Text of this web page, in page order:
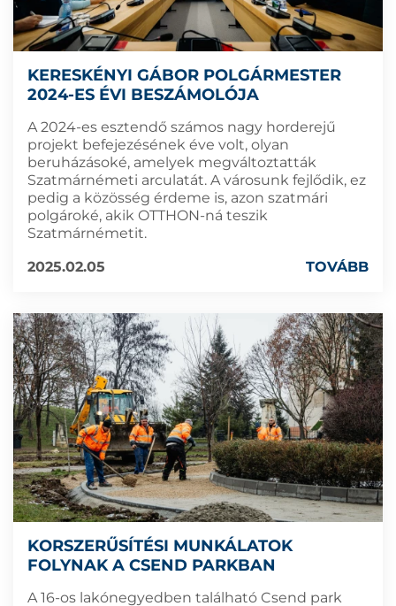
KERESKÉNYI GÁBOR POLGÁRMESTER
2024-ES ÉVI BESZÁMOLÓJA
A 2024-es esztendő számos nagy horderejű
projekt befejezésének éve volt, olyan
beruházásoké, amelyek megváltoztatták
Szatmárnémeti arculatát. A városunk fejlődik, ez
pedig a közösség érdeme is, azon szatmári
polgároké, akik OTTHON-ná teszik
Szatmárnémetit.
2025.02.05
TOVÁBB
KORSZERŰSÍTÉSI MUNKÁLATOK
FOLYNAK A CSEND PARKBAN
A 16-os lakónegyedben található Csend park